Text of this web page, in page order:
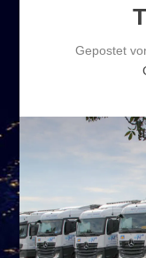
Gepostet